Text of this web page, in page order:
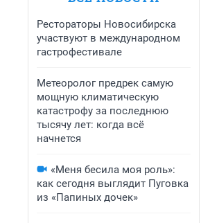
Рестораторы Новосибирска
участвуют в международном
гастрофестивале
Метеоролог предрек самую
мощную климатическую
катастрофу за последнюю
тысячу лет: когда всё
начнется
«Меня бесила моя роль»:
как сегодня выглядит Пуговка
из «Папиных дочек»